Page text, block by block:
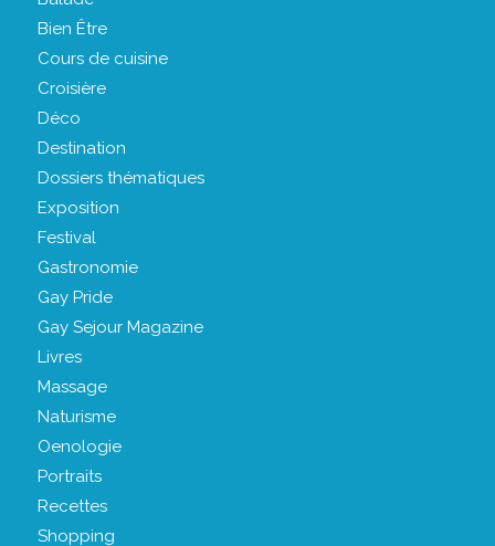
Bien Être
Cours de cuisine
Croisière
Déco
Destination
Dossiers thématiques
Exposition
Festival
Gastronomie
Gay Pride
Gay Sejour Magazine
Livres
Massage
Naturisme
Oenologie
Portraits
Recettes
Shopping